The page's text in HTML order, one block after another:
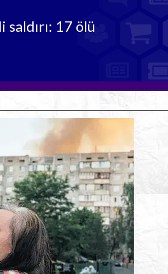
17 ölü